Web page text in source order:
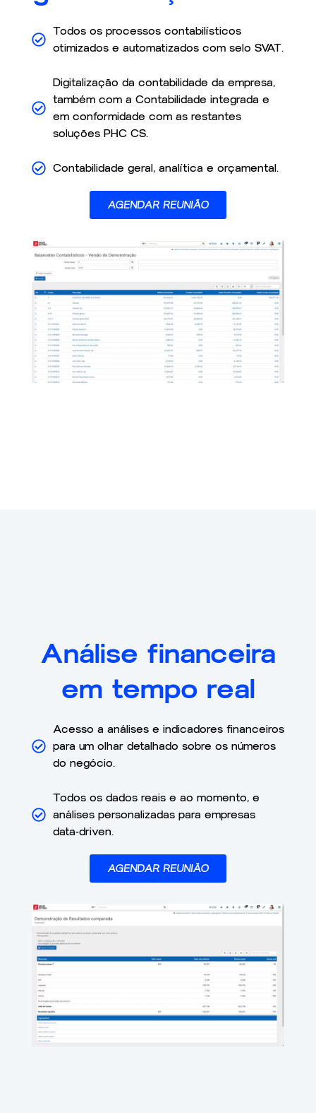
Todos os processos contabilísticos
otimizados e automatizados com selo SVAT.
Digitalização da contabilidade da empresa,
também com a Contabilidade integrada e
em conformidade com as restantes
soluções PHC CS.
Contabilidade geral, analítica e orçamental.
AGENDAR REUNIÃO
Análise financeira
em tempo real
Acesso a análises e indicadores financeiros
para um olhar detalhado sobre os números
do negócio.
Todos os dados reais e ao momento, e
análises personalizadas para empresas
data-driven.
AGENDAR REUNIÃO